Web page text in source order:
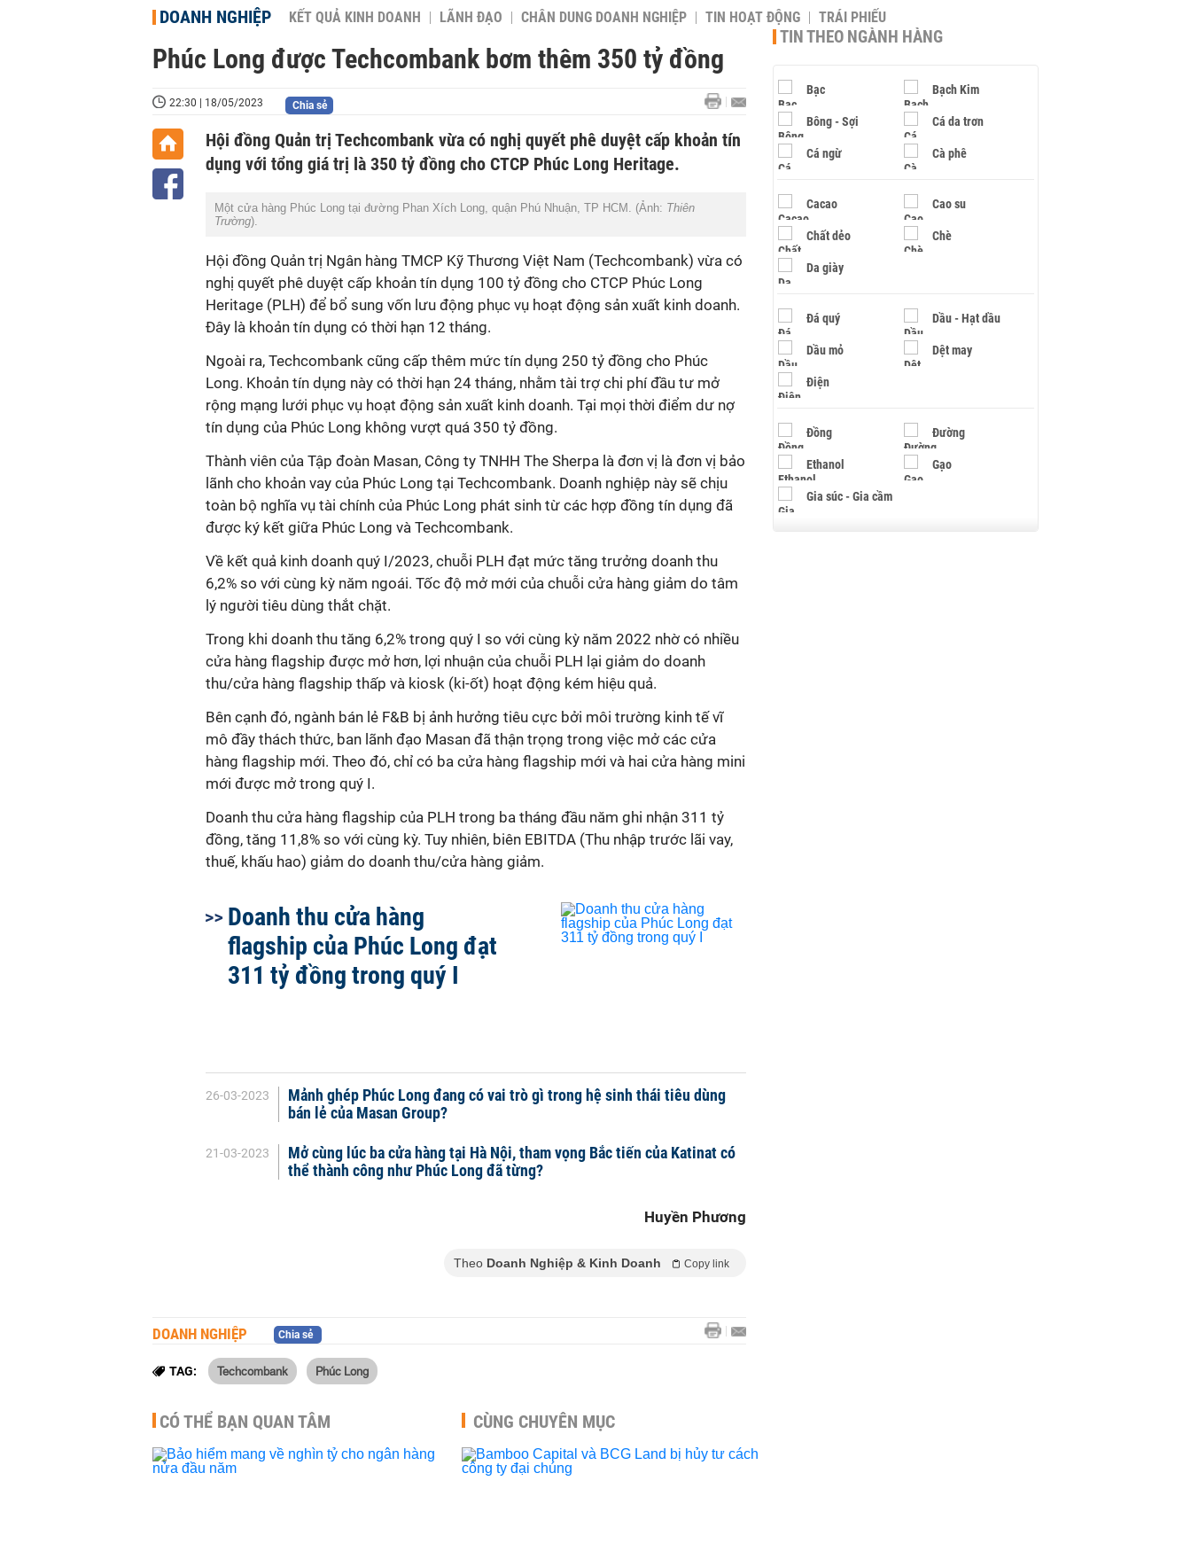
DOANH NGHIỆP KẾT QUẢ KINH DOANH LÃNH ĐẠO CHÂN DUNG DOANH NGHIỆP TIN HOẠT ĐỘNG TRÁI PHIẾU
Phúc Long được Techcombank bơm thêm 350 tỷ đồng
22:30 | 18/05/2023 Chia sẻ
Hội đồng Quản trị Techcombank vừa có nghị quyết phê duyệt cấp khoản tín
dụng với tổng giá trị là 350 tỷ đồng cho CTCP Phúc Long Heritage.
Một cửa hàng Phúc Long tại đường Phan Xích Long, quận Phú Nhuận, TP HCM. (Ảnh: Thiên
Trường).
Hội đồng Quản trị Ngân hàng TMCP Kỹ Thương Việt Nam (Techcombank) vừa có
nghị quyết phê duyệt cấp khoản tín dụng 100 tỷ đồng cho CTCP Phúc Long
Heritage (PLH) để bổ sung vốn lưu động phục vụ hoạt động sản xuất kinh doanh.
Đây là khoản tín dụng có thời hạn 12 tháng.
Ngoài ra, Techcombank cũng cấp thêm mức tín dụng 250 tỷ đồng cho Phúc
Long. Khoản tín dụng này có thời hạn 24 tháng, nhằm tài trợ chi phí đầu tư mở
rộng mạng lưới phục vụ hoạt động sản xuất kinh doanh. Tại mọi thời điểm dư nợ
tín dụng của Phúc Long không vượt quá 350 tỷ đồng.
Thành viên của Tập đoàn Masan, Công ty TNHH The Sherpa là đơn vị là đơn vị bảo
lãnh cho khoản vay của Phúc Long tại Techcombank. Doanh nghiệp này sẽ chịu
toàn bộ nghĩa vụ tài chính của Phúc Long phát sinh từ các hợp đồng tín dụng đã
được ký kết giữa Phúc Long và Techcombank.
Về kết quả kinh doanh quý I/2023, chuỗi PLH đạt mức tăng trưởng doanh thu
6,2% so với cùng kỳ năm ngoái. Tốc độ mở mới của chuỗi cửa hàng giảm do tâm
lý người tiêu dùng thắt chặt.
Trong khi doanh thu tăng 6,2% trong quý I so với cùng kỳ năm 2022 nhờ có nhiều
cửa hàng flagship được mở hơn, lợi nhuận của chuỗi PLH lại giảm do doanh
thu/cửa hàng flagship thấp và kiosk (ki-ốt) hoạt động kém hiệu quả.
Bên cạnh đó, ngành bán lẻ F&B bị ảnh hưởng tiêu cực bởi môi trường kinh tế vĩ
mô đầy thách thức, ban lãnh đạo Masan đã thận trọng trong việc mở các cửa
hàng flagship mới. Theo đó, chỉ có ba cửa hàng flagship mới và hai cửa hàng mini
mới được mở trong quý I.
Doanh thu cửa hàng flagship của PLH trong ba tháng đầu năm ghi nhận 311 tỷ
đồng, tăng 11,8% so với cùng kỳ. Tuy nhiên, biên EBITDA (Thu nhập trước lãi vay,
thuế, khấu hao) giảm do doanh thu/cửa hàng giảm.
Doanh thu cửa hàng
flagship của Phúc Long đạt
311 tỷ đồng trong quý I
26-03-2023
Mảnh ghép Phúc Long đang có vai trò gì trong hệ sinh thái tiêu dùng
bán lẻ của Masan Group?
21-03-2023
Mở cùng lúc ba cửa hàng tại Hà Nội, tham vọng Bắc tiến của Katinat có
thể thành công như Phúc Long đã từng?
Huyền Phương
Theo Doanh Nghiệp & Kinh Doanh Copy link
DOANH NGHIỆP Chia sẻ
TAG: Techcombank Phúc Long
CÓ THỂ BẠN QUAN TÂM CÙNG CHUYÊN MỤC
TIN THEO NGÀNH HÀNG
Bạc Bạch Kim
Bông - Sợi Cá da trơn
Cá ngừ Cà phê
Cacao Cao su
Chất dẻo Chè
Da giày
Đá quý Dầu - Hạt dầu
Dầu mỏ Dệt may
Điện
Đồng Đường
Ethanol Gạo
Gia súc - Gia cầm